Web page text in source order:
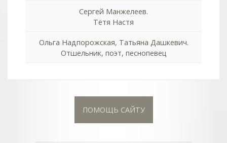
Сергей Манжелеев.
Тётя Настя
Ольга Надпорожская, Татьяна Дашкевич.
Отшельник, поэт, песнопевец
ПОМОЩЬ САЙТУ